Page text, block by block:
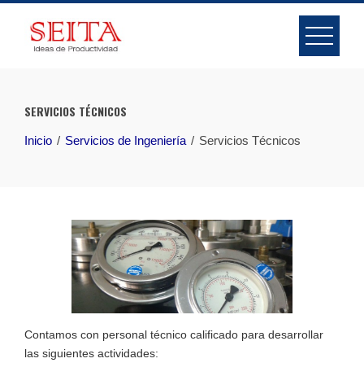
content
SERVICIOS TÉCNICOS
Inicio Servicios de Ingeniería Servicios Técnicos
Contamos con personal técnico calificado para desarrollar
las siguientes actividades: